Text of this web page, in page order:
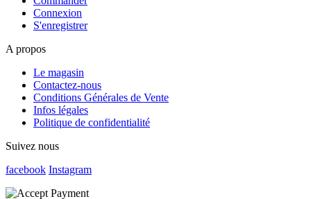
Connexion
S'enregistrer
A propos
Le magasin
Contactez-nous
Conditions Générales de Vente
Infos légales
Politique de confidentialité
Suivez nous
facebook Instagram